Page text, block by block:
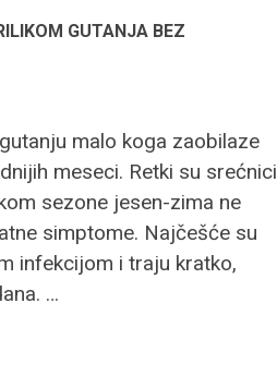
GUTANJA BEZ
malo koga zaobilaze
meseci. Retki su srećnici
sezone jesen-zima ne
simptome. Najčešće su
infekcijom i traju kratko,
…